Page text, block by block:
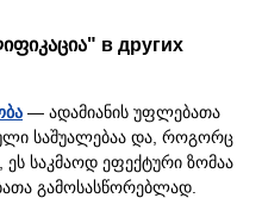
в других
— ადამიანის უფლებათა
საშუალებაა და, როგორც
საკმაოდ ეფექტური ზომაა
გამოსასწორებლად.